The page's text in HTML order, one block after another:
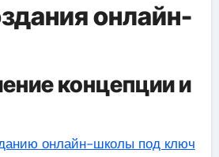
онлайн-
концепции и
онлайн-школы под ключ